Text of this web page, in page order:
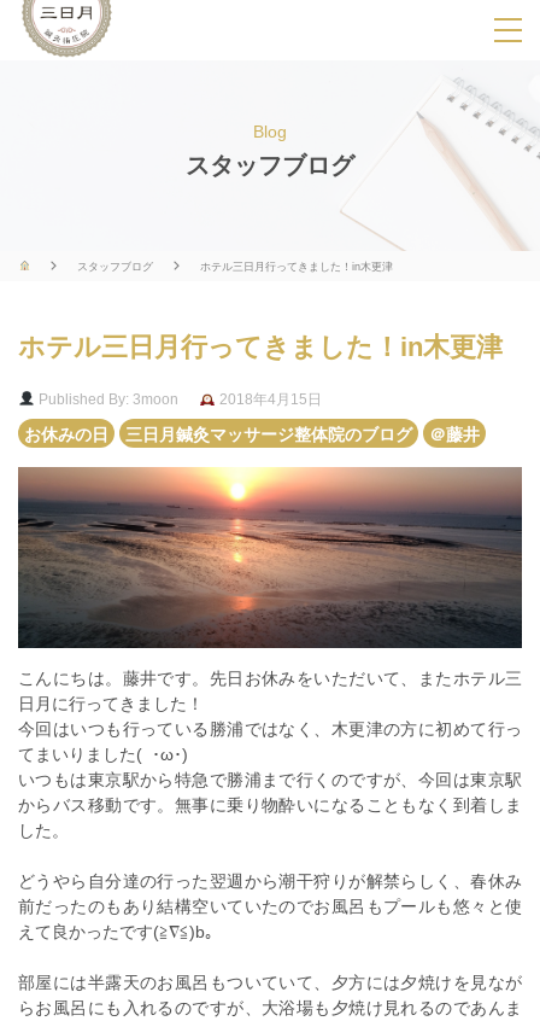
SPメニ
ー
展
用
ボ
Blog
スタッフブログ
スタッフブログ ホテル三日月行ってきました！in木更津
ホテル三日月行ってきました！in木更津
Published By: 3moon
2018年4月15日
お休みの日
三日月鍼灸マッサージ整体院のブログ ＠藤井
こんにちは。藤井です。先日お休みをいただいて、またホテル三
日月に行ってきました！
今回はいつも行っている勝浦ではなく、木更津の方に初めて行っ
てまいりました( ･ω･)ゞ
いつもは東京駅から特急で勝浦まで行くのですが、今回は東京駅
からバス移動です。無事に乗り物酔いになることもなく到着しま
した。
どうやら自分達の行った翌週から潮干狩りが解禁らしく、春休み
前だったのもあり結構空いていたのでお風呂もプールも悠々と使
えて良かったです(≧∇≦)b｡
部屋には半露天のお風呂もついていて、夕方には夕焼けを見なが
らお風呂にも入れるのですが、大浴場も夕焼け見れるのであんま